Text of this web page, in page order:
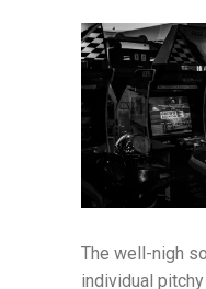
The well-nigh
individual